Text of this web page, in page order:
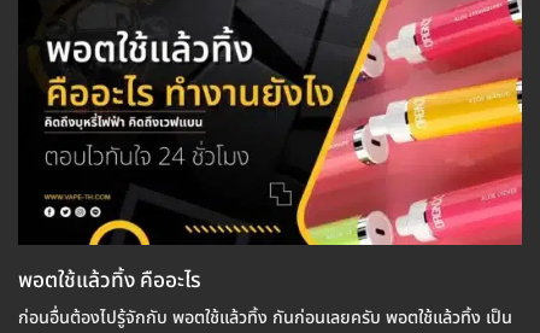
พอตใช้แล้วทิ้ง คืออะไร
ก่อนอื่นต้องไปรู้จักกับ พอตใช้แล้วทิ้ง กันก่อนเลยครับ พอตใช้แล้วทิ้ง เป็น